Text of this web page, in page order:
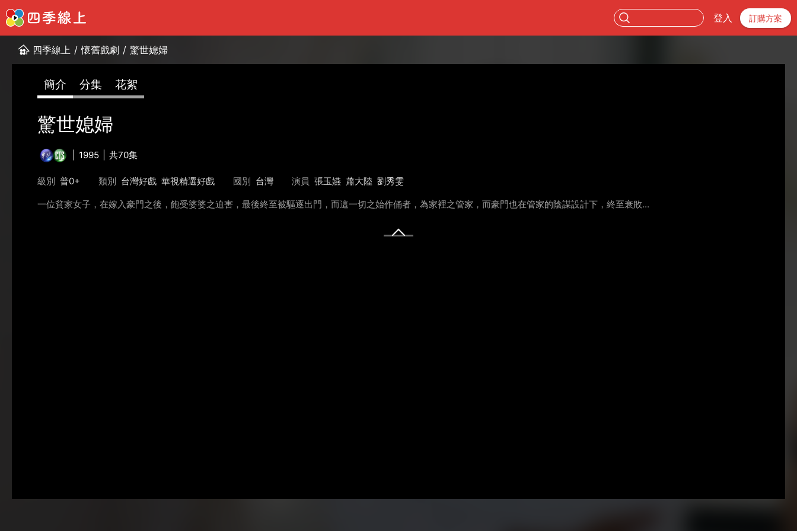
登入 訂購方案
四季線上 / 懷舊戲劇 / 驚世媳婦
簡介 分集 花絮
驚世媳婦
1995 共70集
級別 普0+ 類別 台灣好戲 華視精選好戲 國別 台灣 演員 張玉嬿 蕭大陸 劉秀雯
一位貧家女子，在嫁入豪門之後，飽受婆婆之迫害，最後終至被驅逐出門，而這一切之始作俑者，為家裡之管家，而豪門也在管家的陰謀設計下，終至衰敗...